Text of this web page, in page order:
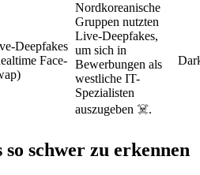
Deepfakes
Face-
Nordkoreanische
Gruppen nutzten
Live-Deepfakes,
um sich in
Bewerbungen als
westliche IT-
Spezialisten
auszugeben ☠️.
schwer zu erkennen